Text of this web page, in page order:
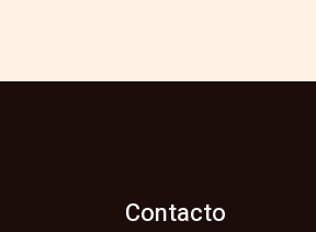
Contacto